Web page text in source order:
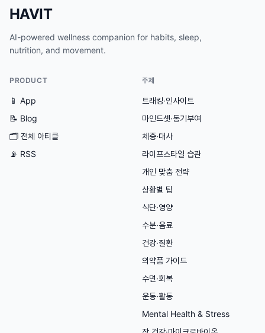
HAVIT
AI-powered wellness companion for habits, sleep,
nutrition, and movement.
PRODUCT
📱 App
📝 Blog
🗂 전체 아티클
📡 RSS
주제
트래킹·인사이트
마인드셋·동기부여
체중·대사
라이프스타일 습관
개인 맞춤 전략
상황별 팁
식단·영양
수분·음료
건강·질환
의약품 가이드
수면·회복
운동·활동
Mental Health & Stress